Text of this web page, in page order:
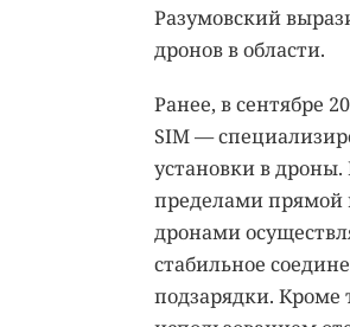
Разумовский
дронов в области.
Ранее, в сентябре
SIM —
установки в
пределами прямой
дронами
стабильное
подзарядки. Кроме